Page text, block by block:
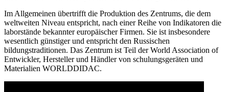
Im Allgemeinen übertrifft die Produktion des Zentrums, die dem
weltweiten Niveau entspricht, nach einer Reihe von Indikatoren die
laborstände bekannter europäischer Firmen. Sie ist insbesondere
wesentlich günstiger und entspricht den Russischen
bildungstraditionen. Das Zentrum ist Teil der World Association of
Entwickler, Hersteller und Händler von schulungsgeräten und
Materialien WORLDDIDAC.